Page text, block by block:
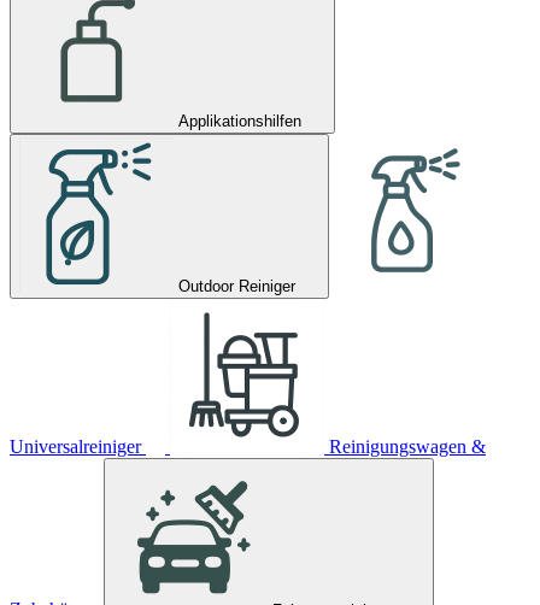
Applikationshilfen
Outdoor Reiniger
Universalreiniger Reinigungswagen &